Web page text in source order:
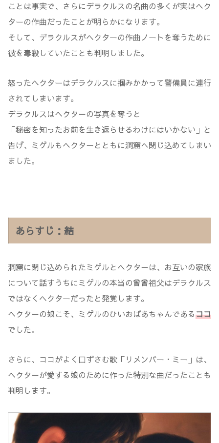
ことは事実で、さらにデラクルスの名曲の多くが実はヘク
ターの作曲だったことが明らかになります。
そして、デラクルスがヘクターの作曲ノートを奪うために
彼を毒殺していたことも判明しました。
怒ったヘクターはデラクルスに掴みかかって警備員に連行
されてしまいます。
デラクルスはヘクターの写真を奪うと
「秘密を知ったお前を生き返らせるわけにはいかない」と
告げ、ミゲルもヘクターとともに洞窟へ閉じ込めてしまい
ました。
あらすじ：結
洞窟に閉じ込められたミゲルとヘクターは、お互いの家族
について話すうちにミゲルの本当の曾曾祖父はデラクルス
ではなくヘクターだったと発覚します。
ヘクターの娘こそ、ミゲルのひいおばあちゃんであるココ
でした。
さらに、ココがよく口ずさむ歌「リメンバー・ミー」は、
ヘクターが愛する娘のために作った特別な曲だったことも
判明します。